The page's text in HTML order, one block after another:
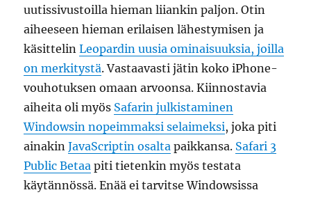
uutissivustoilla hieman liiankin paljon. Otin
aiheeseen hieman erilaisen lähestymisen ja
käsittelinLeopardin uusia ominaisuuksia, joilla
on merkitystä. Vastaavasti jätin koko iPhone-
vouhotuksen omaan arvoonsa. Kiinnostavia
aiheita oli myös Safarin julkistaminen
Windowsin nopeimmaksi selaimeksi, joka piti
ainakinJavaScriptin osalta paikkansa. Safari 3
Public Betaa piti tietenkin myös testata
käytännössä. Enää ei tarvitse Windowsissa